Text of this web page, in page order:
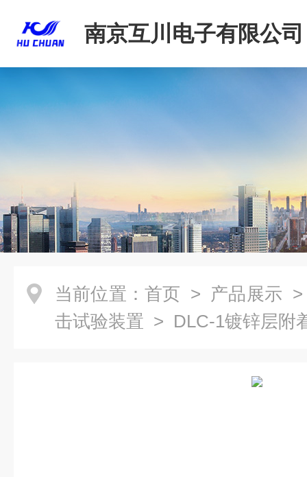
南京互川电子有限公司
当前位置： 首页 > 产品展示
击试验装置 > DLC-1镀锌层附